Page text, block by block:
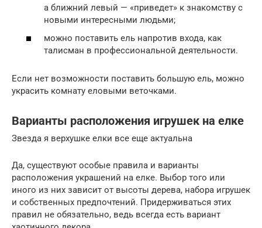
а ближний левый — «приведет» к знакомству с
новыми интересными людьми;
можно поставить ель напротив входа, как
талисман в профессиональной деятельности.
Если нет возможности поставить большую ель, можно
украсить комнату еловыми веточками.
Варианты расположения игрушек на елке
Звезда я верхушке елки все еще актуальна
Да, существуют особые правила и варианты
расположения украшений на елке. Выбор того или
иного из них зависит от высоты дерева, набора игрушек
и собственных предпочтений. Придерживаться этих
правил не обязательно, ведь всегда есть вариант